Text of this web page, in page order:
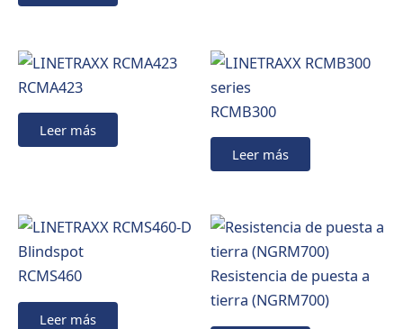
RCMA423
Leer más
RCMB300
Leer más
RCMS460
Leer más
Resistencia de puesta a
tierra (NGRM700)